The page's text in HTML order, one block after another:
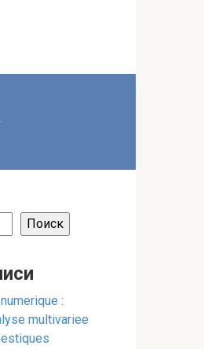
Поиск
:
multivariee